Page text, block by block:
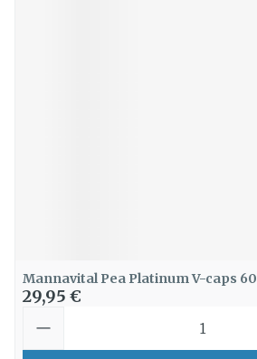
Mannavital Pea Platinum V-caps 60
29,95 €